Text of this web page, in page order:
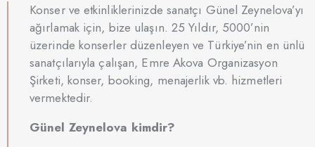
Konser ve etkinliklerinizde sanatçı Günel Zeynelova’yı
ağırlamak için, bize ulaşın. 25 Yıldır, 5000’nin
üzerinde konserler düzenleyen ve Türkiye’nin en ünlü
sanatçılarıyla çalışan, Emre Akova Organizasyon
Şirketi, konser, booking, menajerlik vb. hizmetleri
vermektedir.
Günel Zeynelova kimdir?